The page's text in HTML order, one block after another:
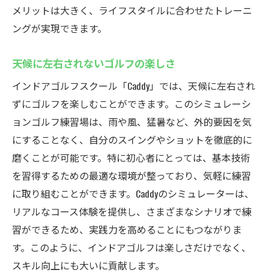
メリットは大きく、ライフスタイルに合わせたトレーニ
ングが実現できます。
天候に左右されないゴルフの楽しさ
インドアゴルフスクール「Caddy」では、天候に左右され
ずにゴルフを楽しむことができます。このシミュレーシ
ョンゴルフ練習場は、雨や風、猛暑など、外的要因を気
にすることなく、自分のスイングやショットを徹底的に
磨くことが可能です。特に初心者にとっては、基本技術
を習得するための最適な環境が整っており、気軽に練習
に取り組むことができます。Caddyのシミュレーターは、
リアルなコース体験を提供し、さまざまなシナリオで練
習ができるため、実践力を高めることにもつながりま
す。このように、インドアゴルフは楽しさだけでなく、
スキル向上にも大いに貢献します。